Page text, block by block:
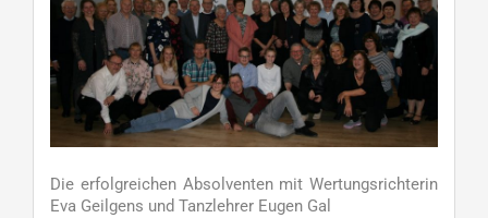
Die erfolgreichen Absolventen mit Wertungsrichterin
Eva Geilgens und Tanzlehrer Eugen Gal